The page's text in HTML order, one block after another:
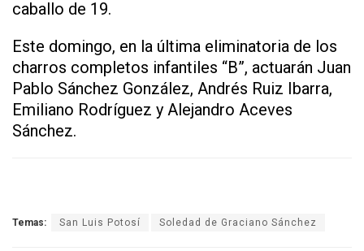
caballo de 19.
Este domingo, en la última eliminatoria de los
charros completos infantiles “B”, actuarán Juan
Pablo Sánchez González, Andrés Ruiz Ibarra,
Emiliano Rodríguez y Alejandro Aceves
Sánchez.
Temas: San Luis Potosí Soledad de Graciano Sánchez